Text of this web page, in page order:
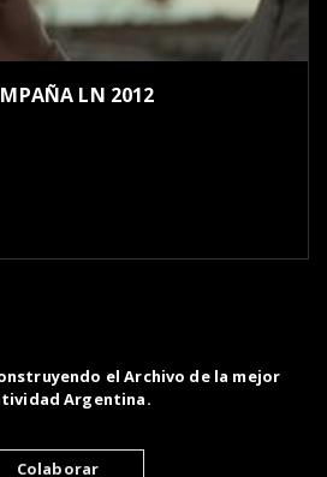
LN 2012
el Archivo de la mejor
Argentina.
Colaborar